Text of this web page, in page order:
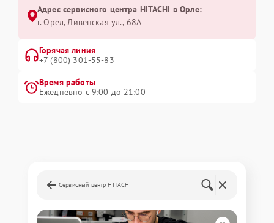
Адрес сервисного центра HITACHI в Орле:
г. Орёл, Ливенская ул., 68А
Горячая линия
+7 (800) 301-55-83
Время работы
Ежедневно с 9:00 до 21:00
Сервисный центр HITACHI